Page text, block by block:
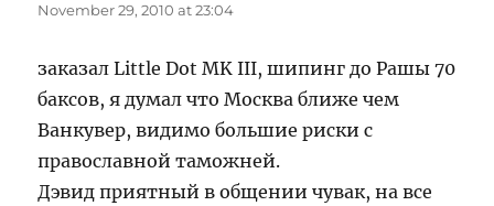
November 29, 2010 at 23:04
заказал Little Dot MK III, шипинг до Рашы 70
баксов, я думал что Москва ближе чем
Ванкувер, видимо большие риски с
православной таможней.
Дэвид приятный в общении чувак, на все